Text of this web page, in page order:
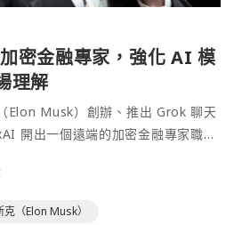
密金融專家，強化 AI 模
理解
Elon Musk）創辦、推出 Grok 聊天
開出一個遠端的加密金融專家職
對數位資產市場的理解。此舉正值
實體之際，合併後公司據稱估值達
克（Elon Musk）